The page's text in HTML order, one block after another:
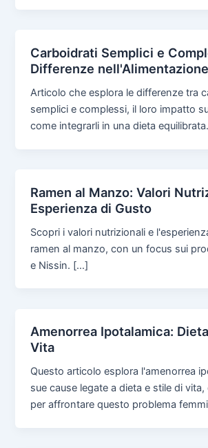
Carboidrati Semplici e
Differenze nell'Alimentazione
Articolo che esplora le differenze tra
semplici e complessi, il loro impatto
come integrarli in una dieta
Ramen al Manzo: Valori
Esperienza di Gusto
Scopri i valori nutrizionali e
ramen al manzo, con un focus sui
e Nissin. […]
Amenorrea Ipotalamica:
Vita
Questo articolo esplora l'amenorrea
sue cause legate a dieta e stile di
per affrontare questo problema